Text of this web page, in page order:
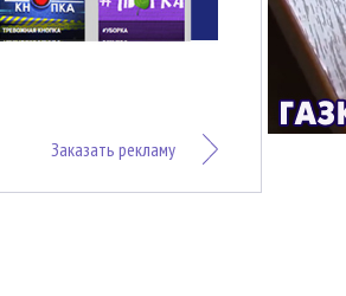
Заказать рекламу